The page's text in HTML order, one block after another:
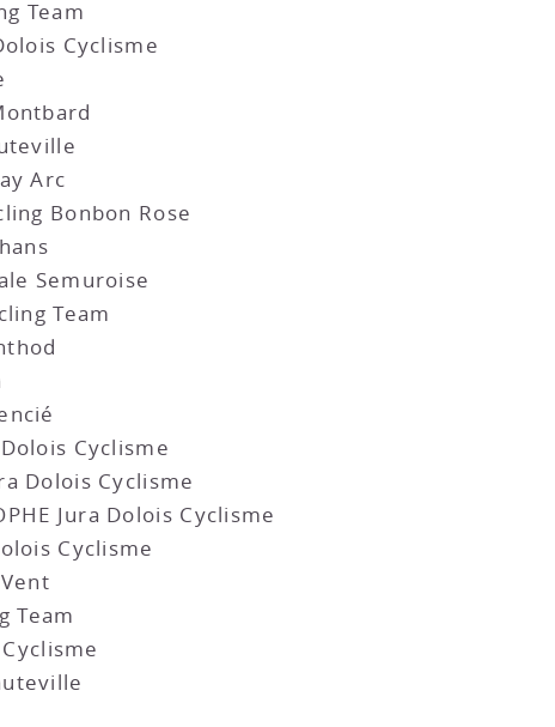
Team
Cyclisme
Arc
Bonbon Rose
Semuroise
Team
Cyclisme
Dolois Cyclisme
Jura Dolois Cyclisme
Cyclisme
Team